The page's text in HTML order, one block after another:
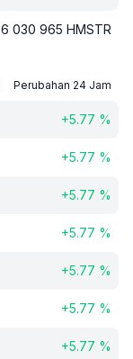
6 030 965 HMSTR
Perubahan 24 Jam
+5.77 %
+5.77 %
+5.77 %
+5.77 %
+5.77 %
+5.77 %
+5.77 %